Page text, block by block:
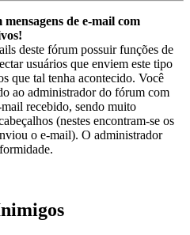
de e-mail com
deste fórum possuir funções de
usuários que enviem este tipo
que tal tenha acontecido. Você
ao administrador do fórum com
recebido, sendo muito
(nestes encontram-se os
o e-mail). O administrador